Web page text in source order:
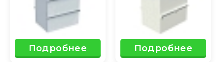
Подробнее Подробнее